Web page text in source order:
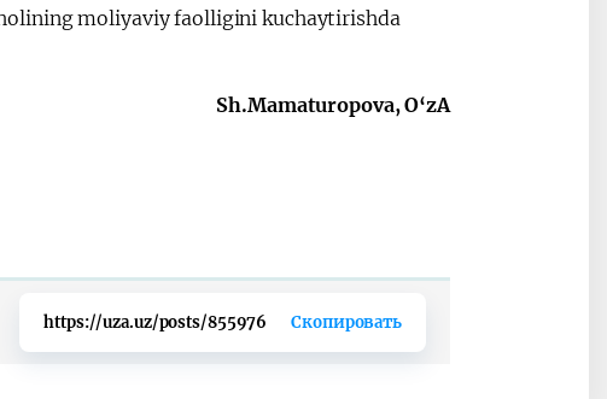
moliyaviy faolligini kuchaytirishda
Sh.Mamaturopova, O‘zA
https://uza.uz/posts/855976 Скопировать